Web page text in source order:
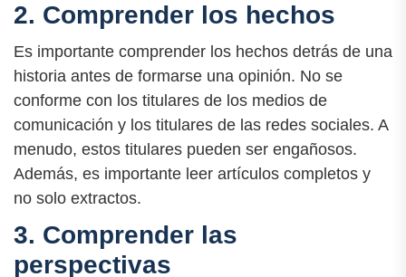
2. Comprender los hechos
Es importante comprender los hechos detrás de una
historia antes de formarse una opinión. No se
conforme con los titulares de los medios de
comunicación y los titulares de las redes sociales. A
menudo, estos titulares pueden ser engañosos.
Además, es importante leer artículos completos y
no solo extractos.
3. Comprender las
perspectivas